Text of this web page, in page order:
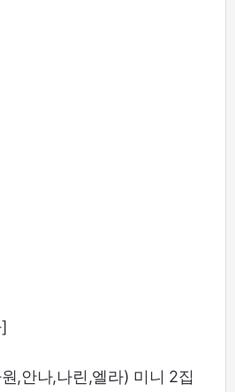
,안나,나린,엘라) 미니 2집